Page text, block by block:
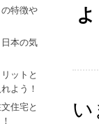
い
特徴や
本の気
ットと
よう！
住宅と